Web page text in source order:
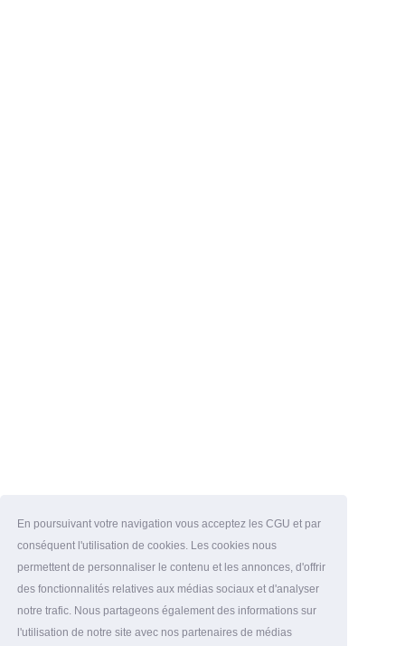
En poursuivant votre navigation vous acceptez les CGU et par
conséquent l'utilisation de cookies. Les cookies nous
permettent de personnaliser le contenu et les annonces, d'offrir
des fonctionnalités relatives aux médias sociaux et d'analyser
notre trafic. Nous partageons également des informations sur
l'utilisation de notre site avec nos partenaires de médias